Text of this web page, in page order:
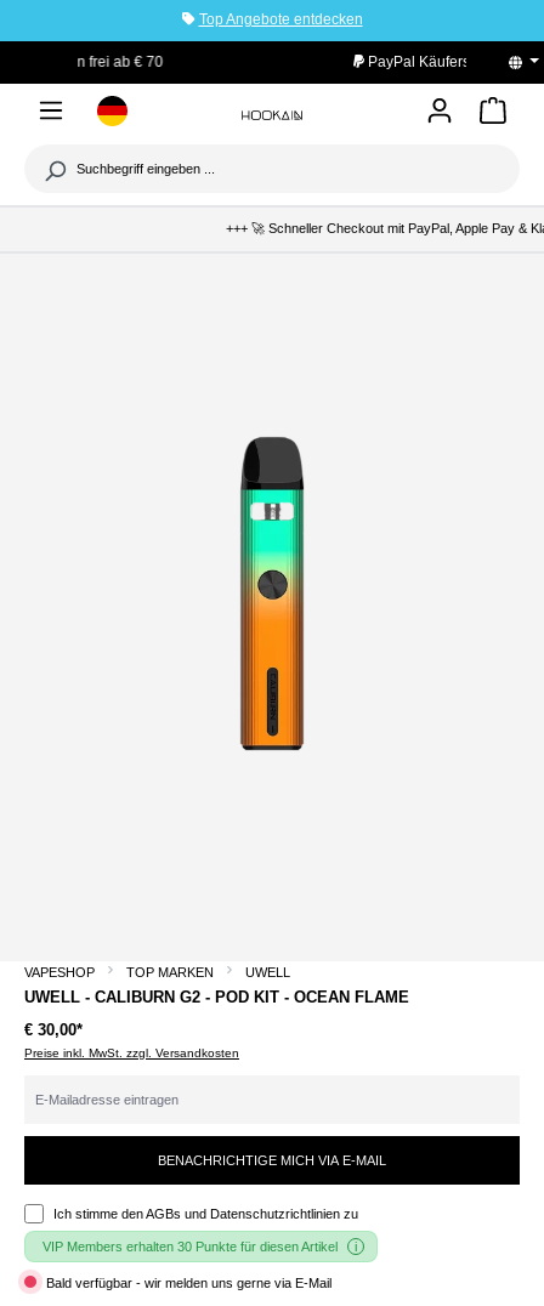
Top Angebote entdecken
PayPal Käuferschutz
+++ 🚀 Schneller Checkout mit PayPal, Apple Pay &
VAPESHOP TOP MARKEN UWELL
UWELL - CALIBURN G2 - POD KIT - OCEAN FLAME
€ 30,00*
Preise inkl. MwSt. zzgl. Versandkosten
BENACHRICHTIGE MICH VIA E-MAIL
Ich stimme denAGBs und Datenschutzrichtlinien zu
VIP Members erhalten 30 Punkte für diesen Artikel
Bald verfügbar - wir melden uns gerne via E-Mail